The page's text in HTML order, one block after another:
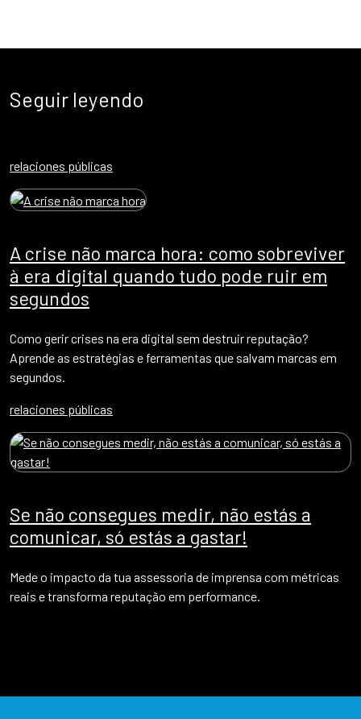
Seguir leyendo
relaciones públicas
A crise não marca hora: como sobreviver
à era digital quando tudo pode ruir em
segundos
Como gerir crises na era digital sem destruir reputação?
Aprende as estratégias e ferramentas que salvam marcas em
segundos.
relaciones públicas
Se não consegues medir, não estás a
comunicar, só estás a gastar!
Mede o impacto da tua assessoria de imprensa com métricas
reais e transforma reputação em performance.